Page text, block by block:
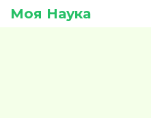
Моя Наука